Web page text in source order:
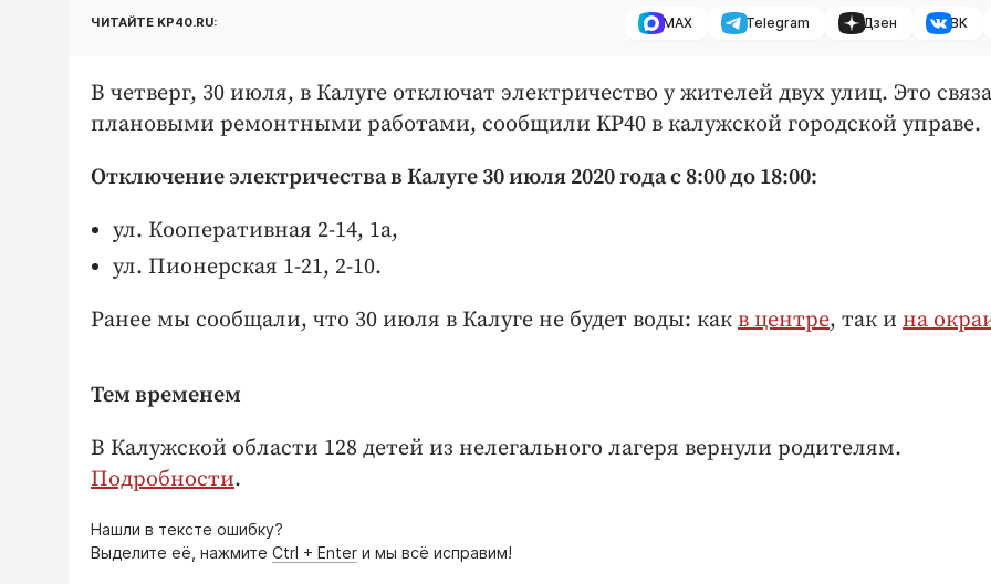
ЧИТАЙТЕ KP40.RU: MAX Telegram Дзен ВК
В четверг, 30 июля, в Калуге отключат электричество у жителей двух улиц. Это
плановыми ремонтными работами, сообщили KP40 в калужской городской управе.
Отключение электричества в Калуге 30 июля 2020 года с 8:00 до 18:00:
ул. Кооперативная 2-14, 1а,
ул. Пионерская 1-21, 2-10.
Ранее мы сообщали, что 30 июля в Калуге не будет воды: как в центре, так и на
Тем временем
В Калужской области 128 детей из нелегального лагеря вернули родителям.
Подробности.
Нашли в тексте ошибку?
Выделите её, нажмите Ctrl + Enter и мы всё исправим!